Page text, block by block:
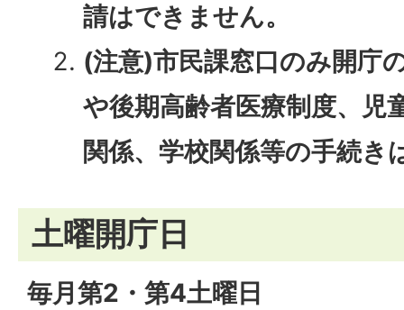
請はできません。
(注意)市民課窓口のみ開庁
や後期高齢者医療制度、児
関係、 学校関係等の手続き
土曜開庁日
毎月第2・第4土曜日